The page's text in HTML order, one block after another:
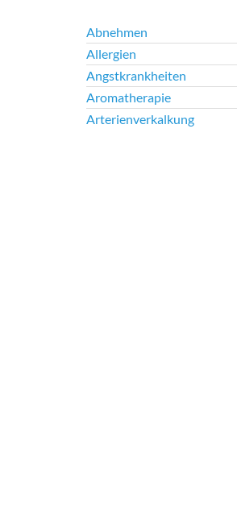
Abnehmen
Allergien
Angstkrankheiten
Aromatherapie
Arterienverkalkung